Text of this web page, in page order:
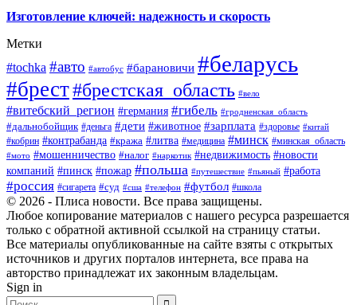
Изготовление ключей: надежность и скорость
Метки
#tochka #авто #автобус #барановичи #беларусь
#брест#брестская_область #вело
#витебский_регион #германия #гибель #гродненская_область
#дальнобойщик #деньга #дети #животное #зарплата #здоровье #китай
#кобрин #контрабанда #кража #литва #медицина #минск #минская_область
#мото #мошенничество #налог #наркотик #недвижимость #новости
компаний #пинск #пожар #польша #путешествие #пьяный #работа
#россия #сигарета #суд #сша #телефон #футбол #школа
© 2026 - Плиса новости. Все права защищены.
Любое копирование материалов с нашего ресурса разрешается
только с обратной активной ссылкой на страницу статьи.
Все материалы опубликованные на сайте взяты с открытых
источников и других порталов интернета, все права на
авторство принадлежат их законным владельцам.
Sign in